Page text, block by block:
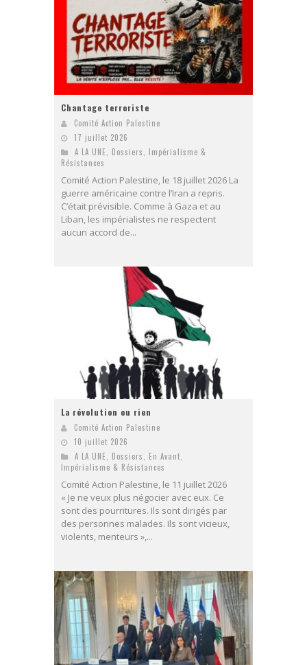
Chantage terroriste
Comité Action Palestine
17 juillet 2026
A LA UNE
Dossiers
Impérialisme &
Résistances
Comité Action Palestine, le 18 juillet 2026 La
guerre américaine contre l’Iran a repris.
C’était prévisible. Comme à Gaza et au
Liban, les impérialistes ne respectent
aucun accord de...
La révolution ou rien
Comité Action Palestine
10 juillet 2026
A LA UNE, Dossiers, En Avant,
Impérialisme & Résistances
Comité Action Palestine, le 11 juillet 2026
« Je ne veux plus négocier avec eux. Ce
sont des pourritures. Ils sont dirigés par
des personnes malades. Ils sont vicieux,
violents, menteurs »,...